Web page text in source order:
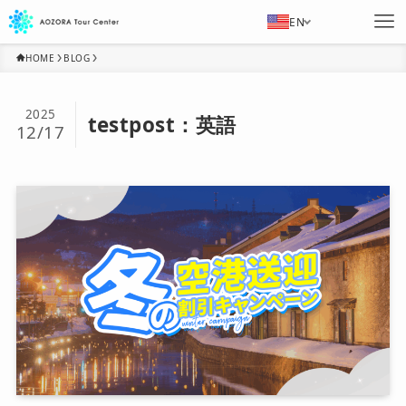
EN
HOME BLOG
testpost：英語
2025
12/17